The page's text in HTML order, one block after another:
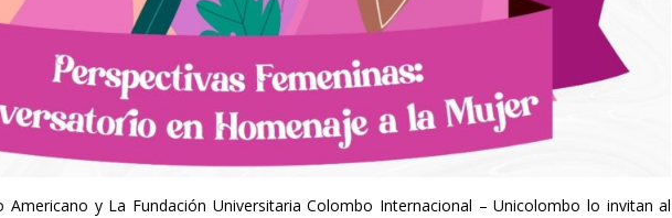
Americano y La Fundación Universitaria Colombo Internacional – Unicolombo lo invitan al